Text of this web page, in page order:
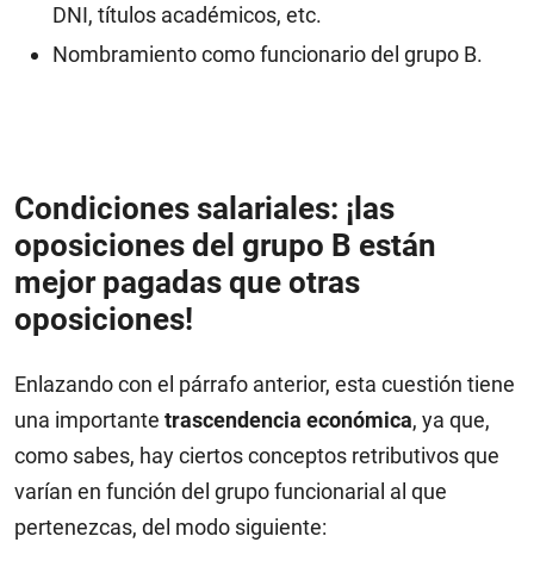
DNI, títulos académicos, etc.
Nombramiento como funcionario del grupo B.
Condiciones salariales: ¡las
oposiciones del grupo B están
mejor pagadas que otras
oposiciones!
Enlazando con el párrafo anterior, esta cuestión tiene
una importante trascendencia económica, ya que,
como sabes, hay ciertos conceptos retributivos que
varían en función del grupo funcionarial al que
pertenezcas, del modo siguiente: